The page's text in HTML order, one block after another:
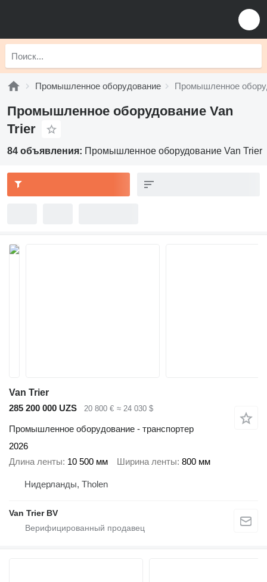
Промышленное оборудование Промышленное
Промышленное оборудование Van
Trier
84 объявления: Промышленное оборудование Van Trier
Van Trier
285 200 000 UZS
20 800 € ≈ 24 030 $
Промышленное оборудование - транспортер
2026
Длина ленты 10 500 мм Ширина ленты 800 мм
Нидерланды, Tholen
Van Trier BV